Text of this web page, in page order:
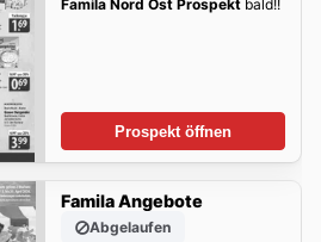
Famila Nord Ost Prospektbald!!
Prospekt öffnen
Famila Angebote
Abgelaufen